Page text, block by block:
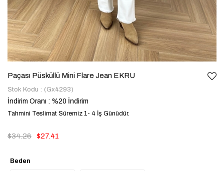
Paçası Püsküllü Mini Flare Jean EKRU
Stok Kodu (Gx4293)
İndirim Oranı : %20 İndirim
Tahmini Teslimat Süremiz 1- 4 İş Günüdür.
$34.26 $27.41
Beden